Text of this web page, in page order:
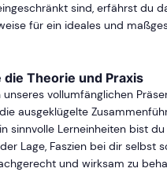
sind, erfährst du
für ein ideales und
die Theorie und Praxis
unseres vollumfänglichen
ausgeklügelte
sinnvolle Lerneinheiten bist
Lage, Faszien bei dir selbst
und wirksam zu